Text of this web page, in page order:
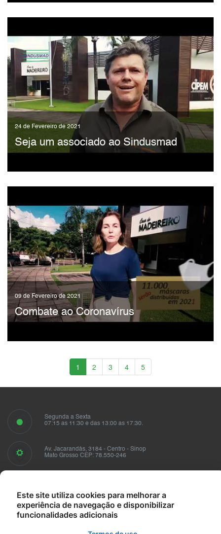
24 de Fevereiro de 2021
Seja um associado ao Sindusmad
09 de Fevereiro de 2021
Combate ao Coronavírus
1 2 3 4 5
Segunda a Sexta
07:15 as 11:30 e das 13:00 as 17:30.
Av. Jacarandás, 3184 - Centro - Sinop
Mato Grosso CEP: 78.550-246
Este site utiliza cookies para melhorar a
experiência de navegação e disponibilizar
funcionalidades adicionais